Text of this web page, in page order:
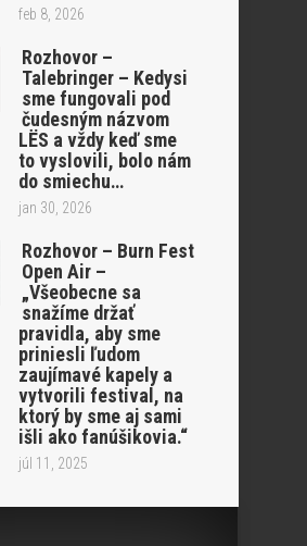
feb 8, 2026
Rozhovor –
Talebringer – Kedysi
sme fungovali pod
čudesným názvom
LËS a vždy keď sme
to vyslovili, bolo nám
do smiechu…
jan 30, 2026
Rozhovor – Burn Fest
Open Air –
„Všeobecne sa
snažíme držať
pravidla, aby sme
priniesli ľudom
zaujímavé kapely a
vytvorili festival, na
ktorý by sme aj sami
išli ako fanúšikovia.“
júl 11, 2025